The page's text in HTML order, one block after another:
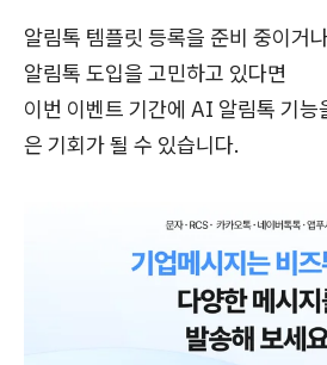
알림톡 템플릿 등록을 준비 중이거
알림톡 도입을 고민하고 있다면
이번 이벤트 기간에 AI 알림톡 기능
은 기회가 될 수 있습니다.